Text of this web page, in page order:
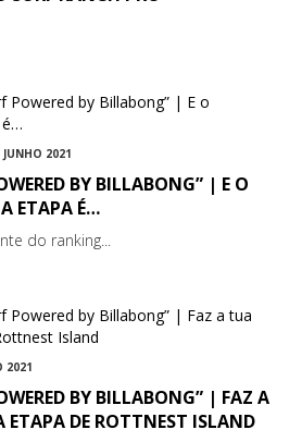
2021
BY BILLABONG” | E O
ETAPA É…
do ranking...
2021
BY BILLABONG” | FAZ A
ETAPA DE ROTTNEST ISLAND